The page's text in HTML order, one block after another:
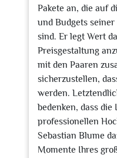
Pakete an, die auf
und Budgets
sind. Er legt Wert
Preisgestaltung
mit den Paaren
sicherzustellen,
werden.
bedenken, dass
professionellen
Sebastian Blume
Momente Ihres